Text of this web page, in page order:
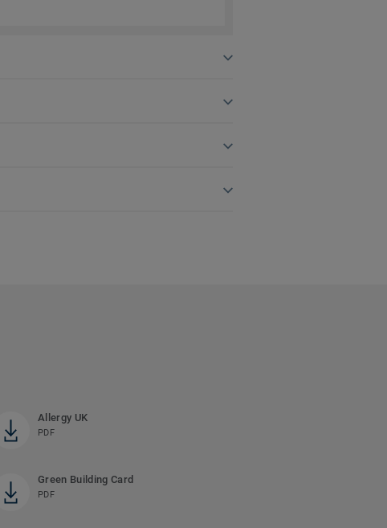
Allergy UK
PDF
Green Building Card
PDF